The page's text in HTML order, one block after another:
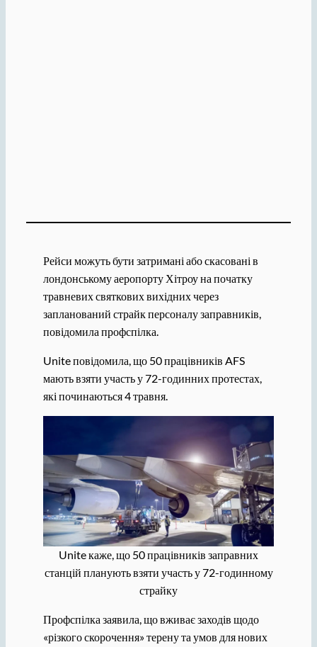
Рейси можуть бути затримані або скасовані в
лондонському аеропорту Хітроу на початку
травневих святкових вихідних через
запланований страйк персоналу заправників,
повідомила профспілка.
Unite повідомила, що 50 працівників AFS
мають взяти участь у 72-годинних протестах,
які починаються 4 травня.
Unite каже, що 50 працівників заправних
станцій планують взяти участь у 72-годинному
страйку
Профспілка заявила, що вживає заходів щодо
«різкого скорочення» терену та умов для нових